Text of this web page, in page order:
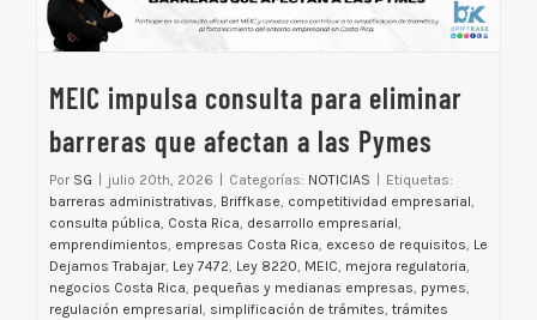
MEIC impulsa consulta para eliminar
barreras que afectan a las Pymes
Por SG julio 20th, 2026 Categorías: NOTICIAS
Etiquetas:
barreras administrativas, Briffkase, competitividad empresarial,
consulta pública, Costa Rica, desarrollo empresarial,
emprendimientos, empresas Costa Rica, exceso de requisitos, Le
Dejamos Trabajar, Ley 7472, Ley 8220, MEIC, mejora regulatoria,
negocios Costa Rica, pequeñas y medianas empresas, pymes,
regulación empresarial, simplificación de trámites, trámites